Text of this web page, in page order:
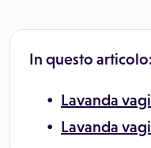
In questo articolo:
Lavanda
Lavanda